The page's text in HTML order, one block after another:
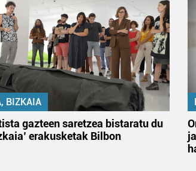
BIZKAIA
gazteen saretzea bistaratu du
erakusketak Bilbon